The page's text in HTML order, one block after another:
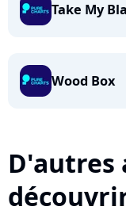
Take My
Wood Box
D'autres